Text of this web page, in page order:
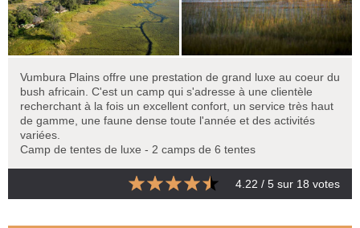
Vumbura Plains offre une prestation de grand luxe au coeur du
bush africain. C'est un camp qui s'adresse à une clientèle
recherchant à la fois un excellent confort, un service très haut
de gamme, une faune dense toute l'année et des activités
variées.
Camp de tentes de luxe - 2 camps de 6 tentes
4.22 / 5 sur 18 votes